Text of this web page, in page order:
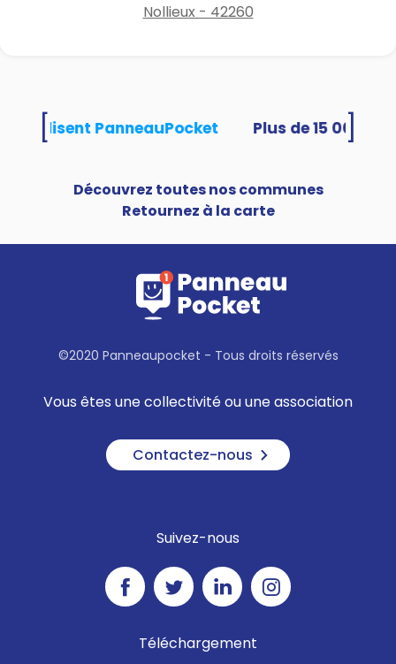
Nollieux - 42260
utilisent PanneauPocket
Découvrez toutes nos communes
Retournez à la carte
©2020 Panneaupocket - Tous droits réservés
Vous êtes une collectivité ou une association
Contactez-nous
Suivez-nous
Téléchargement